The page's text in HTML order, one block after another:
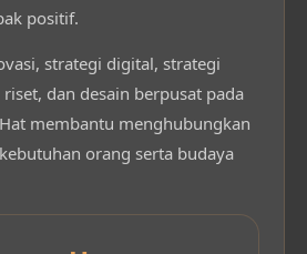
positif.
strategi digital, strategi
dan desain berpusat pada
membantu menghubungkan
orang serta budaya